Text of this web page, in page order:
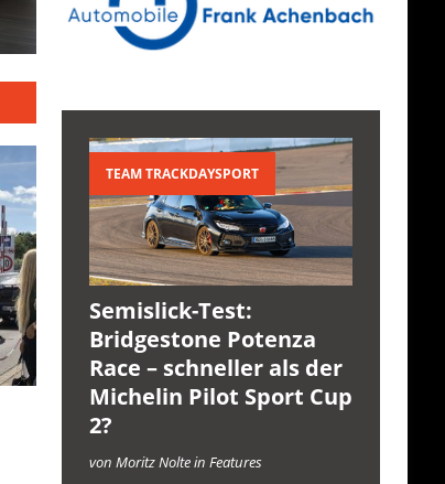
TEAM TRACKDAYSPORT
Semislick-Test:
Bridgestone Potenza
Race – schneller als der
Michelin Pilot Sport Cup
2?
von Moritz Nolte in Features